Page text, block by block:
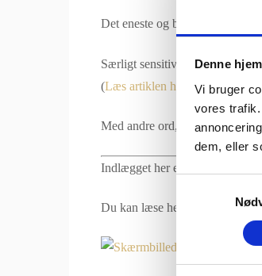
Denne
Vi bruger
vores
dem, eller
Det eneste og bedste råd, for at
Særligt sensitive personer kan i
(Læs artiklen her om de 10
Med andre ord, så brug dine
Indlægget her er oprindeligt
Du kan læse hele nummeret